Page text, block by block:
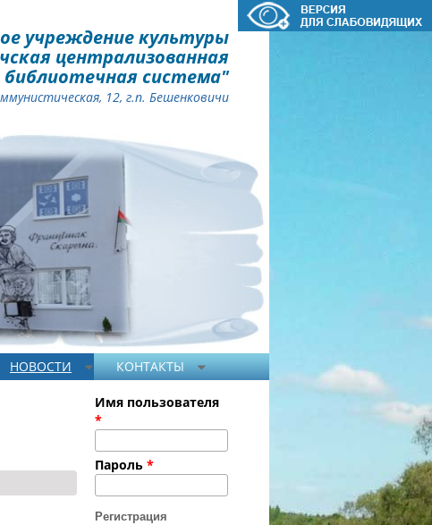
учреждение культуры
централизованная
библиотечная система"
12, г.п. Бешенковичи
НОВОСТИ КОНТАКТЫ
Имя пользователя
*
Пароль *
Регистрация